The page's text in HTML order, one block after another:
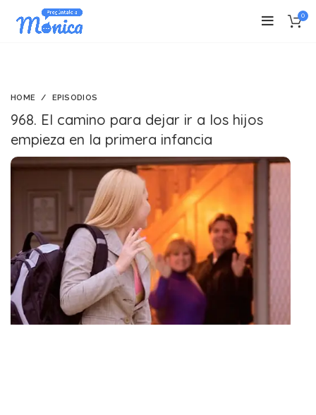
0
HOME EPISODIOS
968. El camino para dejar ir a los hijos
empieza en la primera infancia